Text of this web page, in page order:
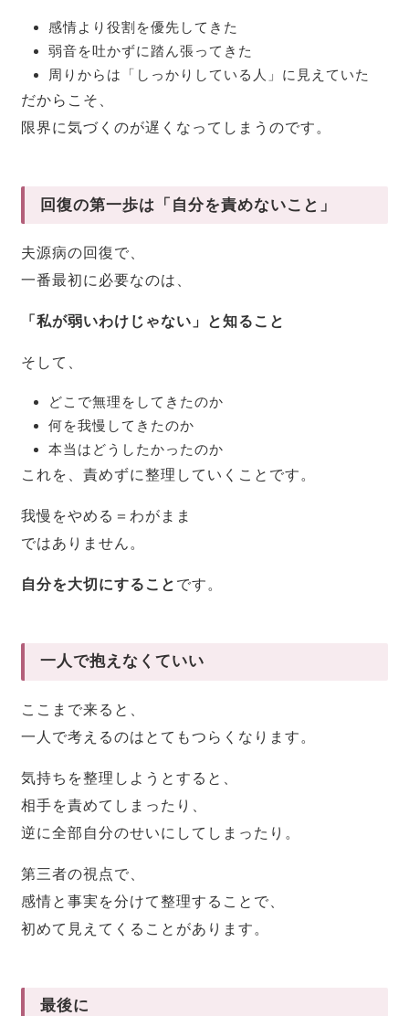
感情より役割を優先してきた
弱音を吐かずに踏ん張ってきた
周りからは「しっかりしている人」に見えていた
だからこそ、
限界に気づくのが遅くなってしまうのです。
回復の第一歩は「自分を責めないこと」
夫源病の回復で、
一番最初に必要なのは、
「私が弱いわけじゃない」と知ること
そして、
どこで無理をしてきたのか
何を我慢してきたのか
本当はどうしたかったのか
これを、責めずに整理していくことです。
我慢をやめる＝わがまま
ではありません。
自分を大切にすること です。
一人で抱えなくていい
ここまで来ると、
一人で考えるのはとてもつらくなります。
気持ちを整理しようとすると、
相手を責めてしまったり、
逆に全部自分のせいにしてしまったり。
第三者の視点で、
感情と事実を分けて整理することで、
初めて見えてくることがあります。
最後に